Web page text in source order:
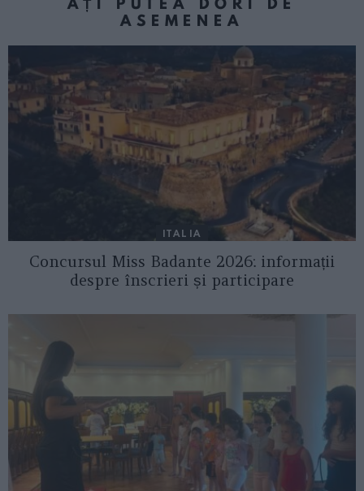
ASEMENEA
ITALIA
Concursul Miss Badante 2026: informații
despre înscrieri și participare